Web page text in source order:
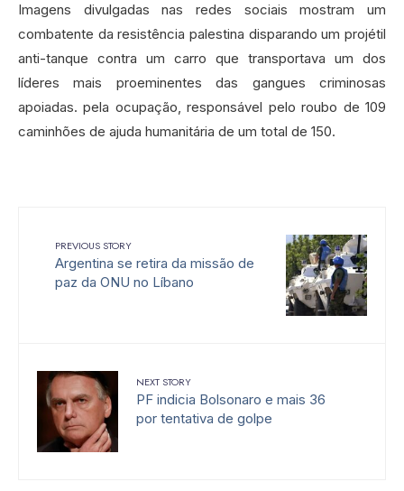
Imagens divulgadas nas redes sociais mostram um
combatente da resistência palestina disparando um projétil
anti-tanque contra um carro que transportava um dos
líderes mais proeminentes das gangues criminosas
apoiadas. pela ocupação, responsável pelo roubo de 109
caminhões de ajuda humanitária de um total de 150.
PREVIOUS STORY
Argentina se retira da missão de
paz da ONU no Líbano
NEXT STORY
PF indicia Bolsonaro e mais 36
por tentativa de golpe